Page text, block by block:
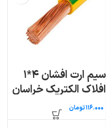
سیم ارت افشان ۴*۱
افلاک الکتریک خراسان
(متری)
تومان